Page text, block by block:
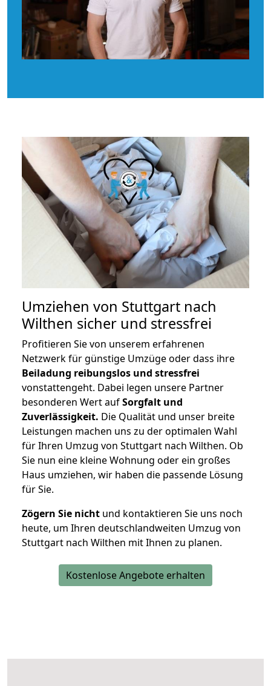
Umziehen von Stuttgart nach
Wilthen sicher und stressfrei
Profitieren Sie von unserem erfahrenen
Netzwerk für günstige Umzüge oder dass ihre
Beiladung reibungslos und stressfrei
vonstattengeht. Dabei legen unsere Partner
besonderen Wert aufSorgfalt und
Zuverlässigkeit. Die Qualität und unser breite
Leistungen machen uns zu der optimalen Wahl
für Ihren Umzug von Stuttgart nach Wilthen. Ob
Sie nun eine kleine Wohnung oder ein großes
Haus umziehen, wir haben die passende Lösung
für Sie.
Zögern Sie nicht und kontaktieren Sie uns noch
heute, um Ihren deutschlandweiten Umzug von
Stuttgart nach Wilthen mit Ihnen zu planen.
Kostenlose Angebote erhalten